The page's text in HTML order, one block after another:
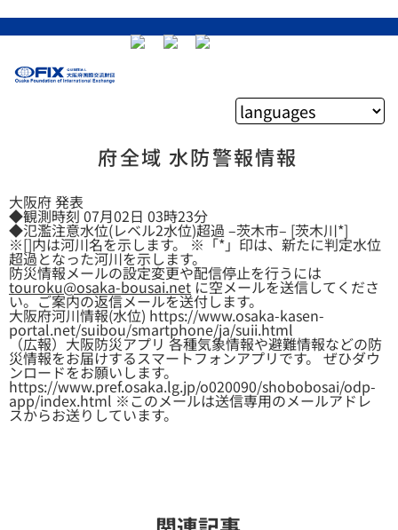
府全域 水防警報情報
大阪府 発表
◆観測時刻 07月02日 03時23分
◆氾濫注意水位(レベル2水位)超過 –茨木市– [茨木川*]
※[]内は河川名を示します。 ※「*」印は、新たに判定水位
超過となった河川を示します。
防災情報メールの設定変更や配信停止を行うには
touroku@osaka-bousai.netに空メールを送信してくださ
い。ご案内の返信メールを送付します。
大阪府河川情報(水位) https://www.osaka-kasen-
portal.net/suibou/smartphone/ja/suii.html
（広報）大阪防災アプリ 各種気象情報や避難情報などの防
災情報をお届けするスマートフォンアプリです。 ぜひダウ
ンロードをお願いします。
https://www.pref.osaka.lg.jp/o020090/shobobosai/odp-
app/index.html ※このメールは送信専用のメールアドレ
スからお送りしています。